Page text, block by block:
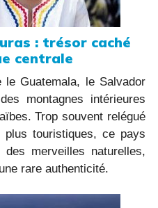
: trésor caché
centrale
le Guatemala, le Salvador
montagnes intérieures
Trop souvent relégué
plus touristiques, ce pays
des merveilles naturelles,
rare authenticité.